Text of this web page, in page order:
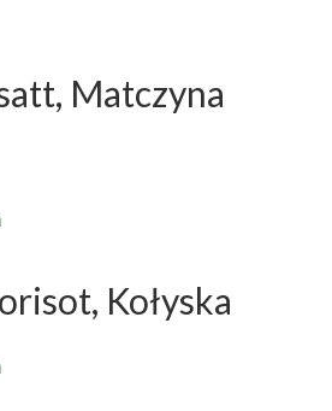
Matczyna
Kołyska